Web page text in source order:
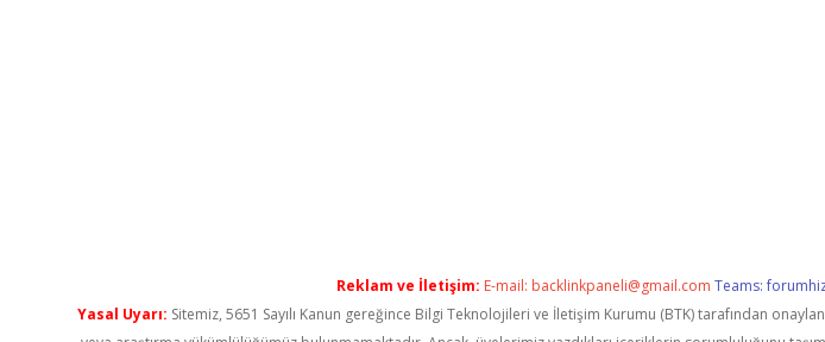
Reklam ve İletişim: E-mail: backlinkpaneli@gmail.com Teams:
Yasal Uyarı: Sitemiz, 5651 Sayılı Kanun gereğince Bilgi Teknolojileri ve İletişim Kurumu (BTK) tarafından